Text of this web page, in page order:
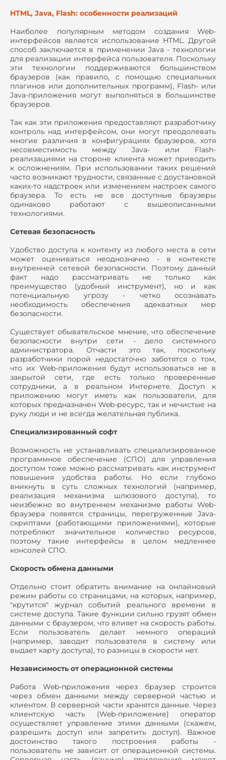
HTML, Java, Flash: особенности реализаций
Наиболее популярным методом создания Web-
интерфейсов является использование HTML. Другой
способ заключается в применении Java - технологии
для реализации интерфейса пользователя. Поскольку
эти технологии поддерживаются большинством
браузеров (как правило, с помощью специальных
плагинов или дополнительных программ), Flash- или
Java-приложения могут выполняться в большинстве
браузеров.
Так как эти приложения предоставляют разработчику
контроль над интерфейсом, они могут преодолевать
многие различия в конфигурациях браузеров, хотя
несовместимость между Java- или Flash-
реализациями на стороне клиента может приводить
к осложнениям. При использовании таких решений
часто возникают трудности, связанные с доустановкой
каких-то надстроек или изменением настроек самого
браузера. То есть не все доступные браузеры
одинаково работают с вышеописанными
технологиями.
Сетевая безопасность
Удобство доступа к контенту из любого места в сети
может оцениваться неоднозначно - в контексте
внутренней сетевой безопасности. Поэтому данный
факт надо рассматривать не только как
преимущество (удобный инструмент), но и как
потенциальную угрозу - четко осознавать
необходимость обеспечения адекватных мер
безопасности.
Существует обывательское мнение, что обеспечение
безопасности внутри сети - дело системного
администратора. Отчасти это так, поскольку
разработчики порой недостаточно заботятся о том,
что их Web-приложения будут использоваться не в
закрытой сети, где есть только проверенные
сотрудники, а в реальном Интернете. Доступ к
приложению могут иметь как пользователи, для
которых предназначен Web-ресурс, так и нечистые на
руку люди и не всегда желательная публика.
Специализированный софт
Возможность не устанавливать специализированное
программное обеспечение (СПО) для управления
доступом тоже можно рассматривать как инструмент
повышения удобства работы. Но если глубоко
вникнуть в суть сложных технологий (например,
реализация механизма шлюзового доступа), то
неизбежно во внутреннем механизме работы Web-
браузера появятся страницы, перегруженные Java-
скриптами (работающими приложениями), которые
потребляют значительное количество ресурсов,
поэтому такие интерфейсы в целом медленнее
консолей СПО.
Скорость обмена данными
Отдельно стоит обратить внимание на онлайновый
режим работы со страницами, на которых, например,
"крутится" журнал событий реального времени в
системе доступа. Такие функции сильно грузят обмен
данными с браузером, что влияет на скорость работы.
Если пользователь делает немного операций
(например, заводит пользователя в систему или
выдает карту доступа), то разницы в скорости нет.
Независимость от операционной системы
Работа Web-приложения через браузер строится
через обмен данными между серверной частью и
клиентом. В серверной части хранятся данные. Через
клиентскую часть (Web-приложение) оператор
осуществляет управление этими данными (скажем,
разрешить доступ или запретить доступ). Важное
достоинство такого построения работы -
пользователь не зависит от операционной системы.